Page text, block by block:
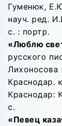
Гуменюк,
науч. ред.
с. : портр.
«Люблю
русского
Лихоносова
Краснодар.
Краснодар:
с.
«Певец